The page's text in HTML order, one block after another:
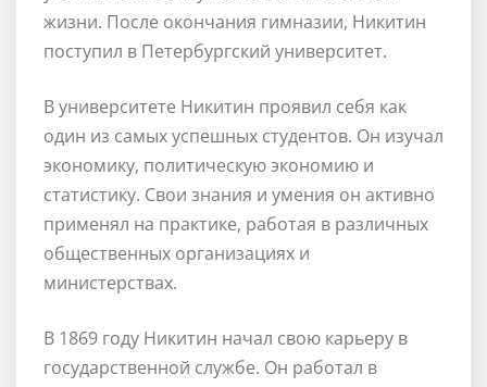
жизни. После окончания гимназии, Никитин
поступил в Петербургский университет.
В университете Никитин проявил себя как
один из самых успешных студентов. Он изучал
экономику, политическую экономию и
статистику. Свои знания и умения он активно
применял на практике, работая в различных
общественных организациях и
министерствах.
В 1869 году Никитин начал свою карьеру в
государственной службе. Он работал в